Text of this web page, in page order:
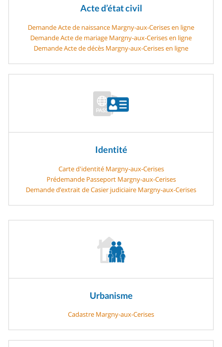
Acte d’état civil
Demande Acte de naissance Margny-aux-Cerises en ligne
Demande Acte de mariage Margny-aux-Cerises en ligne
Demande Acte de décès Margny-aux-Cerises en ligne
Identité
Carte d'identité Margny-aux-Cerises
Prédemande Passeport Margny-aux-Cerises
Demande d’extrait de Casier judiciaire Margny-aux-Cerises
Urbanisme
Cadastre Margny-aux-Cerises